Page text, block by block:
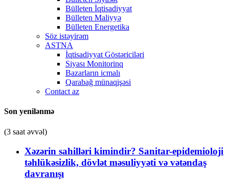
Bülleten İqtisadiyyat
Bülleten Maliyyə
Bülleten Energetika
Söz istəyirəm
ASTNA
İqtisadiyyat Göstəriciləri
Siyası Monitorinq
Bazarların icmalı
Qarabağ münaqişəsi
Contact az
Son yenilənmə
(3 saat əvvəl)
Xəzərin sahilləri kimindir? Sanitar-epidemioloji
təhlükəsizlik, dövlət məsuliyyəti və vətəndaş
davranışı